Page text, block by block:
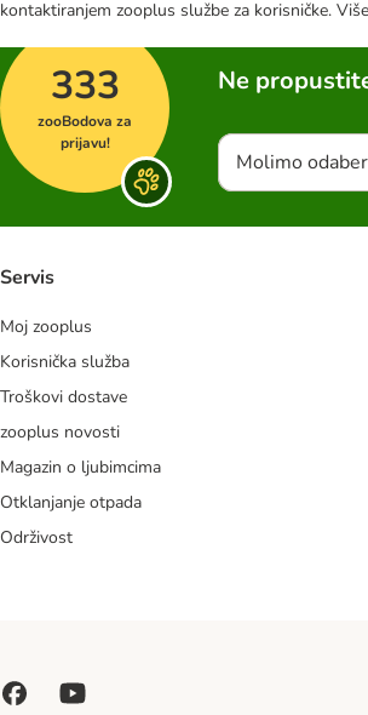
kontaktiranjem zooplus službe za korisničke.
333
zooBodova za
prijavu!
Ne
Molimo
Servis
Moj zooplus
Korisnička služba
Troškovi dostave
zooplus novosti
Magazin o ljubimcima
Otklanjanje otpada
Održivost